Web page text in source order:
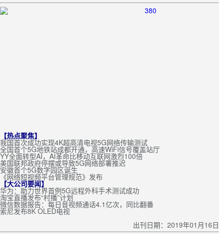
【热点聚焦】
我国首次成功实现4K超高清电视5G网络传输测试
全国首个5G地铁站成都开通，高速WiFi信号覆盖站厅
YY全面转型AI，AI革命比移动互联网激烈100倍
美国联邦政府停摆或导致5G网络部署推迟
安徽首个5G数字园区诞生
《网络短视频平台管理规范》发布
【大公司要闻】
华为：助力世界首例5G远程外科手术测试成功
淘宝直播发布“村播”计划
微信数据报告：每日音视频通话4.1亿次，同比翻番
索尼发布8K OLED电视
出刊日期：2019年01月16日